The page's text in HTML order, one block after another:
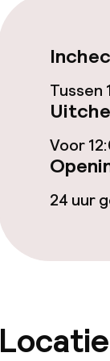
Lunch à la
Beleid
Tussen
Voor
24 uur
Locatie